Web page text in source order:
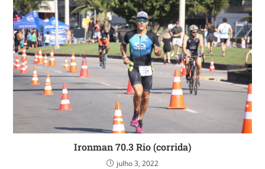
Ironman 70.3 Rio (corrida)
julho 3, 2022